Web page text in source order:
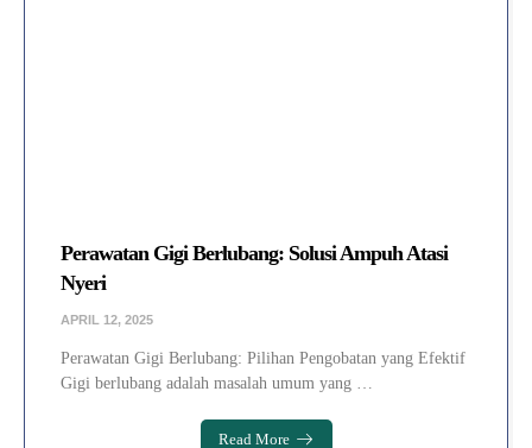
Perawatan Gigi Berlubang: Solusi Ampuh Atasi
Nyeri
APRIL 12, 2025
Perawatan Gigi Berlubang: Pilihan Pengobatan yang Efektif
Gigi berlubang adalah masalah umum yang …
Read More